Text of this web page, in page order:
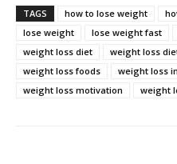
TAGS how to lose weight
lose weight
lose weight fast
weight loss diet
weight loss
weight loss foods
weight loss
weight loss motivation
weight